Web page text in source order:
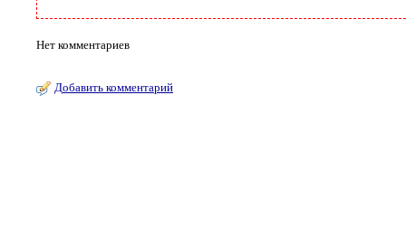
Нет комментариев
Добавить комментарий